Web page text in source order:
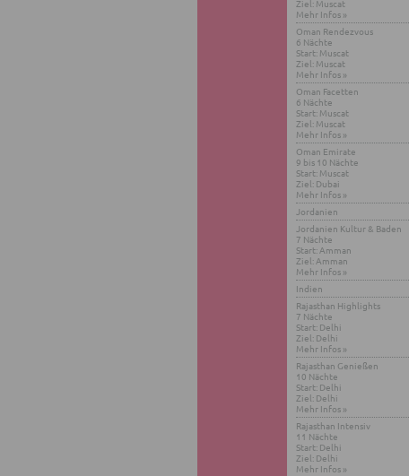
Ziel: Mu­s­cat
Mehr Infos »
Oman Ren­dez­vous
6 Näch­te
Start: Mu­s­cat
Ziel: Mu­s­cat
Mehr Infos »
Oman Fa­cet­ten
6 Näch­te
Start: Mu­s­cat
Ziel: Mu­s­cat
Mehr Infos »
Oman Emi­ra­te
9 bis 10 Näch­te
Start: Mu­s­cat
Ziel: Dubai
Mehr Infos »
Jor­da­ni­en
Jor­da­ni­en Kul­tur & Baden
7 Näch­te
Start: Amman
Ziel: Amman
Mehr Infos »
In­di­en
Ra­jast­han High­lights
7 Näch­te
Start: Delhi
Ziel: Delhi
Mehr Infos »
Ra­jast­han Ge­nie­ßen
10 Näch­te
Start: Delhi
Ziel: Delhi
Mehr Infos »
Ra­jast­han In­ten­siv
11 Näch­te
Start: Delhi
Ziel: Delhi
Mehr Infos »